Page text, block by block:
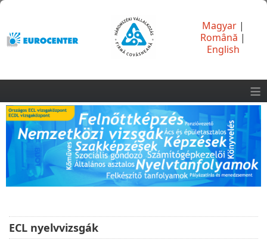
Magyar|
Română |
English
≡
ECL nyelvvizsgák